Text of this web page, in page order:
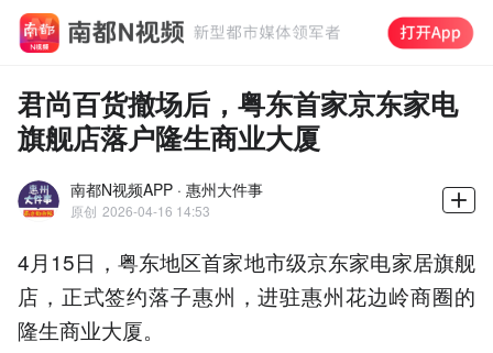
君尚百货撤场后，粤东首家京东家电
旗舰店落户隆生商业大厦
南都N视频APP · 惠州大件事
原创 2026-04-16 14:53
4月15日，粤东地区首家地市级京东家电家居旗舰
店，正式签约落子惠州，进驻惠州花边岭商圈的
隆生商业大厦。